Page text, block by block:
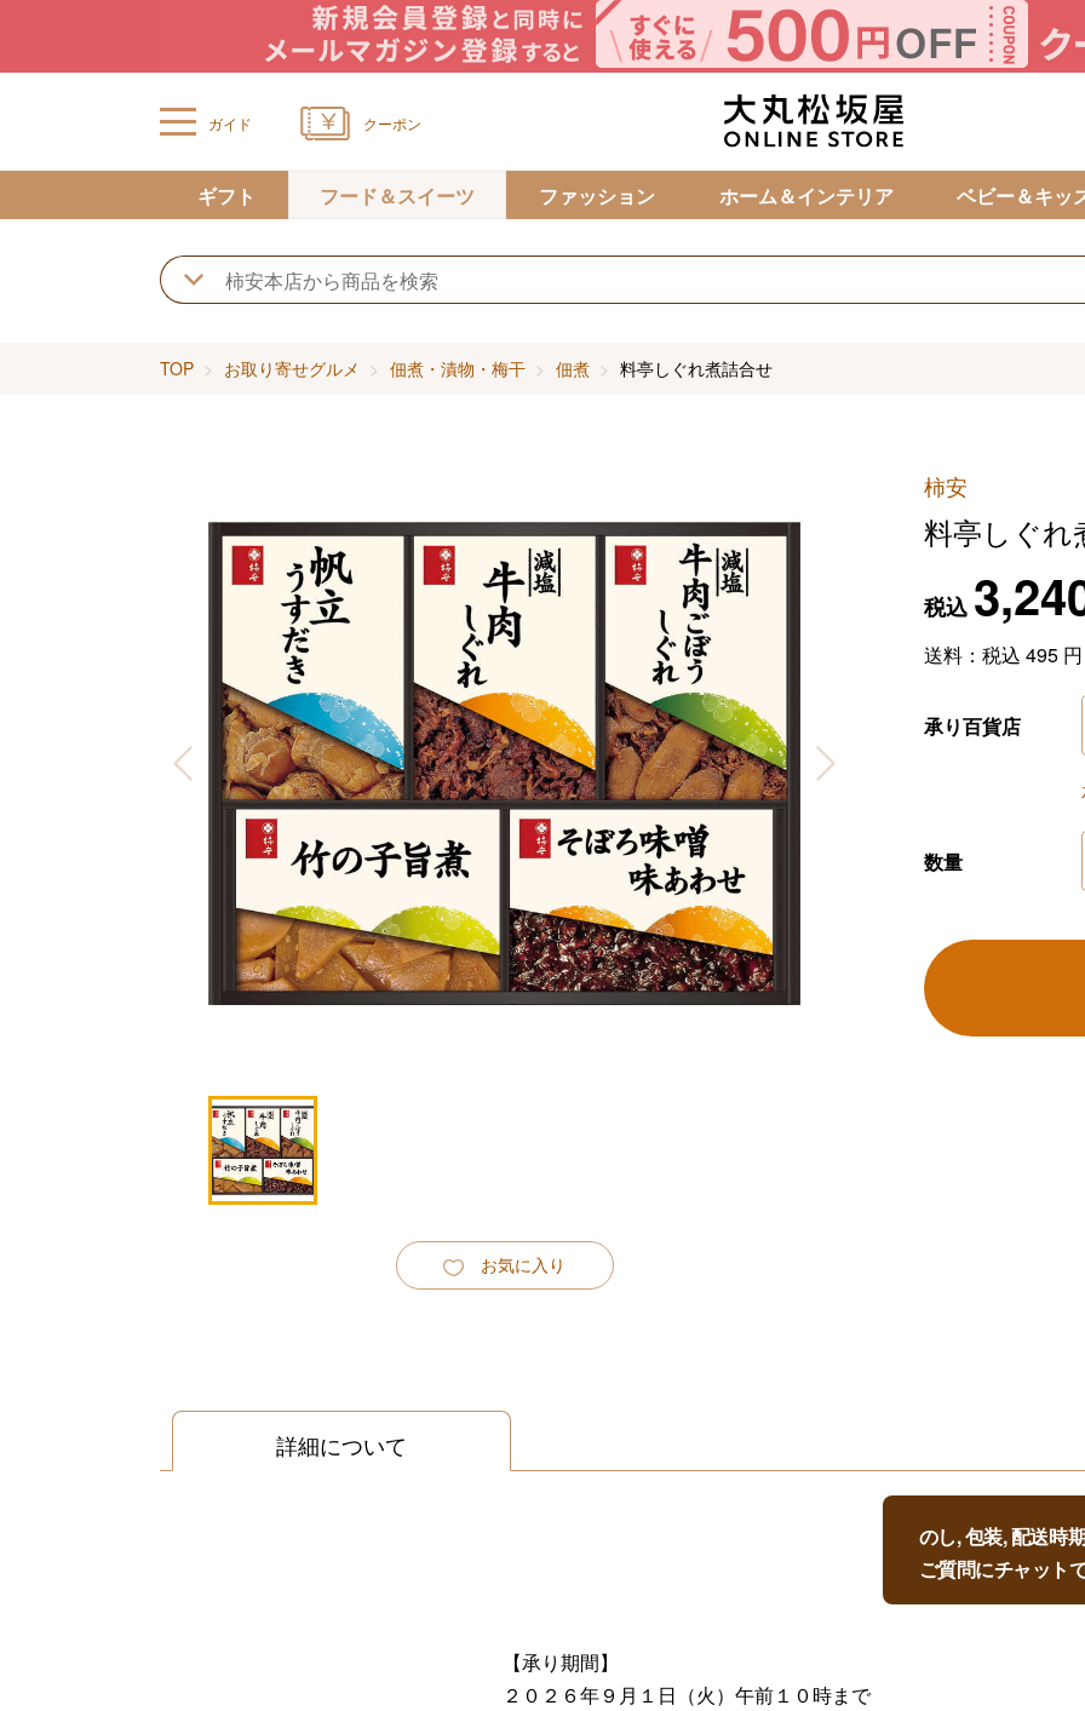
ガイド クーポン
カ
ギフト フード＆スイーツ ファッション ホーム＆インテリア ベビー＆キッ
TOP お取り寄せグルメ 佃煮・漬物・梅干 佃煮 料亭しぐれ煮詰合せ
お気に入り
柿安
料亭しぐれ
税込
送料：税込 495円
承り百貨店
数量
詳細について
のし, 包装, 配送時
ご質問にチャット
【承り期間】
２０２６年９月１日（火）午前１０時まで